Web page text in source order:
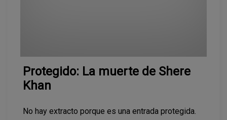
Protegido: La muerte de Shere
Khan
No hay extracto porque es una entrada protegida.